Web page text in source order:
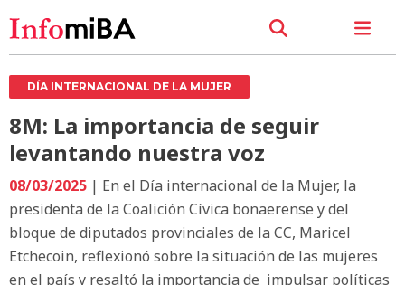
DÍA INTERNACIONAL DE LA MUJER
8M: La importancia de seguir
levantando nuestra voz
08/03/2025 | En el Día internacional de la Mujer, la
presidenta de la Coalición Cívica bonaerense y del
bloque de diputados provinciales de la CC, Maricel
Etchecoin, reflexionó sobre la situación de las mujeres
en el país y resaltó la importancia de impulsar políticas